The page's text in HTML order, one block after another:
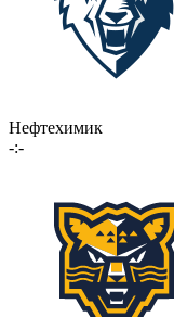
Нефтехимик
-:-